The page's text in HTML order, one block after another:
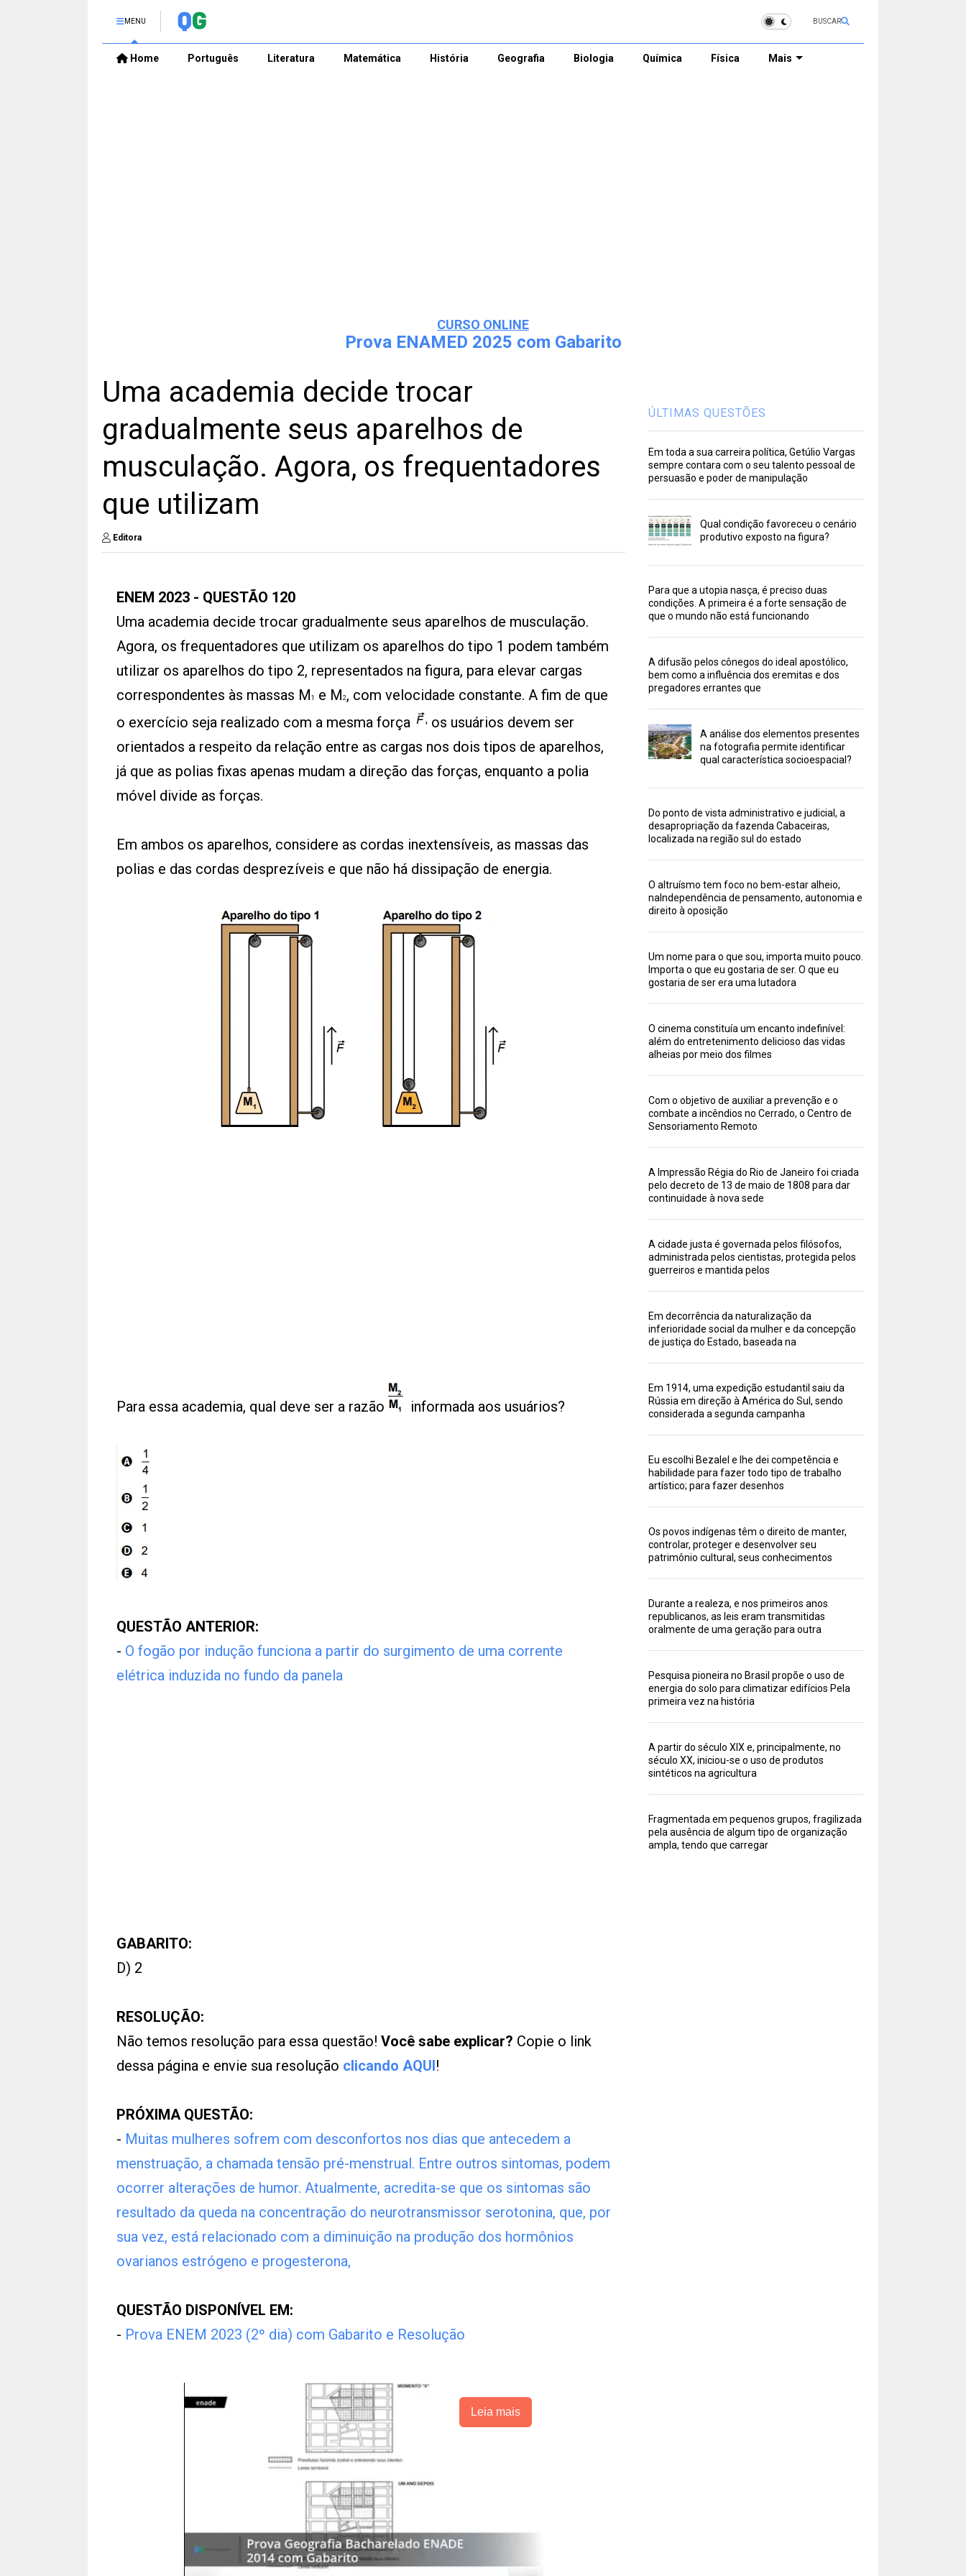
MENU BUSCAR
Home Português Literatura Matemática História Geografia Biologia Química Física Mais
CURSO ONLINE
Prova ENAMED 2025 com Gabarito
Uma academia decide trocar
gradualmente seus aparelhos de
musculação. Agora, os frequentadores
que utilizam
Editora
ENEM 2023 - QUESTÃO 120
Uma academia decide trocar gradualmente seus aparelhos de musculação.
Agora, os frequentadores que utilizam os aparelhos do tipo 1 podem também
utilizar os aparelhos do tipo 2, representados na figura, para elevar cargas
correspondentes às massas M 1 e M 2, com velocidade constante. A fim de que
o exercício seja realizado com a mesma força
os usuários devem ser
orientados a respeito da relação entre as cargas nos dois tipos de aparelhos,
já que as polias fixas apenas mudam a direção das forças, enquanto a polia
móvel divide as forças.
Em ambos os aparelhos, considere as cordas inextensíveis, as massas das
polias e das cordas desprezíveis e que não há dissipação de energia.
Para essa academia, qual deve ser a razão informada aos usuários?
QUESTÃO ANTERIOR:
- O fogão por indução funciona a partir do surgimento de uma corrente
elétrica induzida no fundo da panela
GABARITO:
D) 2
RESOLUÇÃO:
Não temos resolução para essa questão! Você sabe explicar? Copie o link
dessa página e envie sua resolução clicando AQUI!
PRÓXIMA QUESTÃO:
- Muitas mulheres sofrem com desconfortos nos dias que antecedem a
menstruação, a chamada tensão pré-menstrual. Entre outros sintomas, podem
ocorrer alterações de humor. Atualmente, acredita-se que os sintomas são
resultado da queda na concentração do neurotransmissor serotonina, que, por
sua vez, está relacionado com a diminuição na produção dos hormônios
ovarianos estrógeno e progesterona,
QUESTÃO DISPONÍVEL EM:
- Prova ENEM 2023 (2º dia) com Gabarito e Resolução
Leia mais
ÚLTIMAS QUESTÕES
Em toda a sua carreira política, Getúlio Vargas
sempre contara com o seu talento pessoal de
persuasão e poder de manipulação
Qual condição favoreceu o cenário
produtivo exposto na figura?
Para que a utopia nasça, é preciso duas
condições. A primeira é a forte sensação de
que o mundo não está funcionando
A difusão pelos cônegos do ideal apostólico,
bem como a influência dos eremitas e dos
pregadores errantes que
A análise dos elementos presentes
na fotografia permite identificar
qual característica socioespacial?
Do ponto de vista administrativo e judicial, a
desapropriação da fazenda Cabaceiras,
localizada na região sul do estado
O altruísmo tem foco no bem-estar alheio,
naIndependência de pensamento, autonomia e
direito à oposição
Um nome para o que sou, importa muito pouco.
Importa o que eu gostaria de ser. O que eu
gostaria de ser era uma lutadora
O cinema constituía um encanto indefinível:
além do entretenimento delicioso das vidas
alheias por meio dos filmes
Com o objetivo de auxiliar a prevenção e o
combate a incêndios no Cerrado, o Centro de
Sensoriamento Remoto
A Impressão Régia do Rio de Janeiro foi criada
pelo decreto de 13 de maio de 1808 para dar
continuidade à nova sede
A cidade justa é governada pelos filósofos,
administrada pelos cientistas, protegida pelos
guerreiros e mantida pelos
Em decorrência da naturalização da
inferioridade social da mulher e da concepção
de justiça do Estado, baseada na
Em 1914, uma expedição estudantil saiu da
Rússia em direção à América do Sul, sendo
considerada a segunda campanha
Eu escolhi Bezalel e lhe dei competência e
habilidade para fazer todo tipo de trabalho
artístico; para fazer desenhos
Os povos indígenas têm o direito de manter,
controlar, proteger e desenvolver seu
patrimônio cultural, seus conhecimentos
Durante a realeza, e nos primeiros anos
republicanos, as leis eram transmitidas
oralmente de uma geração para outra
Pesquisa pioneira no Brasil propõe o uso de
energia do solo para climatizar edifícios Pela
primeira vez na história
A partir do século XIX e, principalmente, no
século XX, iniciou-se o uso de produtos
sintéticos na agricultura
Fragmentada em pequenos grupos, fragilizada
pela ausência de algum tipo de organização
ampla, tendo que carregar